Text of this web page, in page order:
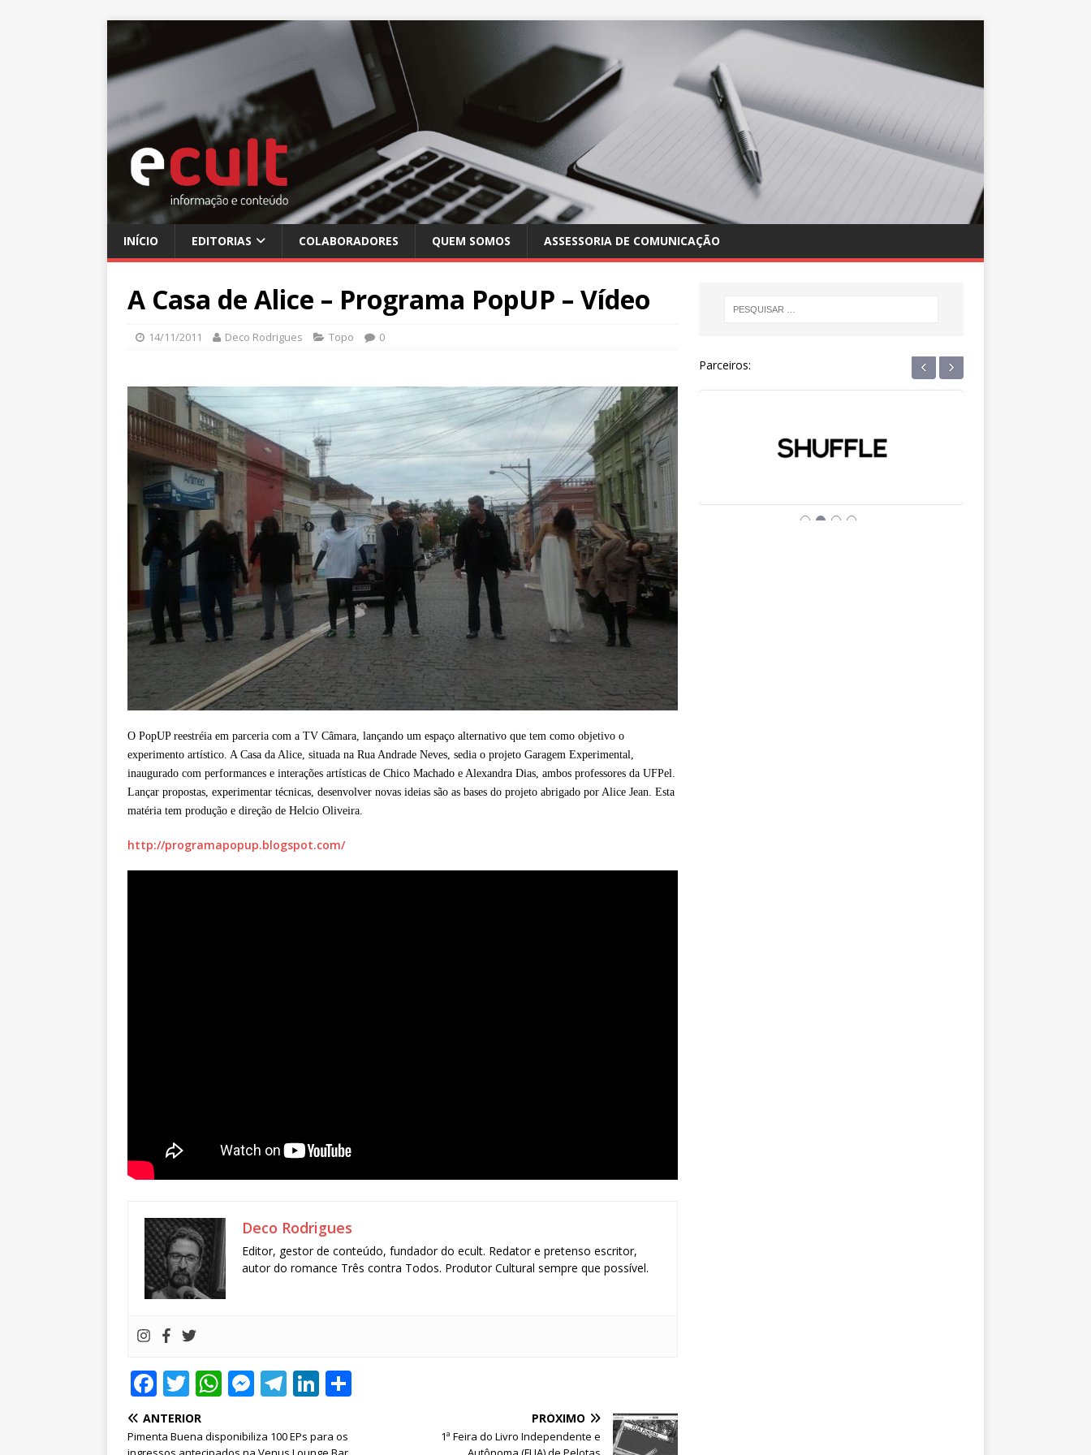
INÍCIO EDITORIAS COLABORADORES QUEM SOMOS ASSESSORIA DE COMUNICAÇÃO
A Casa de Alice – Programa PopUP – Vídeo
14/11/2011 Deco Rodrigues Topo 0
O PopUP reestréia em parceria com a TV Câmara, lançando um espaço alternativo que tem como objetivo o
experimento artístico. A Casa da Alice, situada na Rua Andrade Neves, sedia o projeto Garagem Experimental,
inaugurado com performances e interações artísticas de Chico Machado e Alexandra Dias, ambos professores da UFPel.
Lançar propostas, experimentar técnicas, desenvolver novas ideias são as bases do projeto abrigado por Alice Jean. Esta
matéria tem produção e direção de Helcio Oliveira.
http://programapopup.blogspot.com/
Deco Rodrigues
Editor, gestor de conteúdo, fundador do ecult. Redator e pretenso escritor,
autor do romance Três contra Todos. Produtor Cultural sempre que possível.
F
a
c
T
w
it
W
at
M
ss
T
e
Li
k
ANTERIOR
Pimenta Buena disponibiliza 100 EPs para os
PRÓXIMO
1ª Feira do Livro Independente e
Parceiros: ‹ ›